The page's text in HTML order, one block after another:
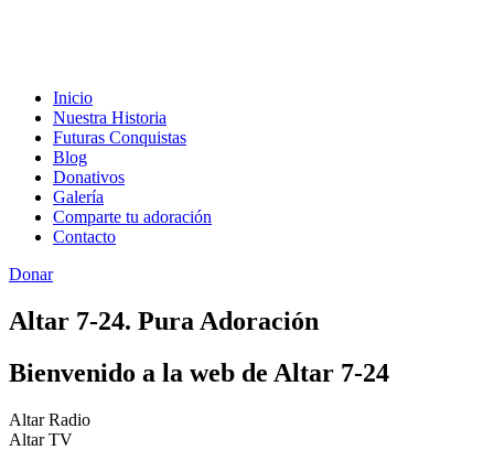
Inicio
Nuestra Historia
Futuras Conquistas
Blog
Donativos
Galería
Comparte tu adoración
Contacto
Donar
Altar 7-24. Pura Adoración
Bienvenido a la web de Altar 7-24
Altar Radio
Altar TV